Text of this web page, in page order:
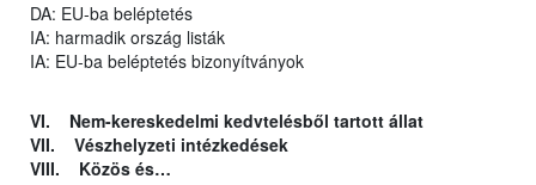
DA: EU-ba beléptetés
IA: harmadik ország listák
IA: EU-ba beléptetés bizonyítványok
VI. Nem-kereskedelmi kedvtelésből tartott állat
VII. Vészhelyzeti intézkedések
VIII. Közös és…